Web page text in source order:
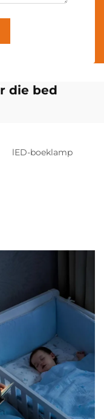
die bed
lED-boeklamp